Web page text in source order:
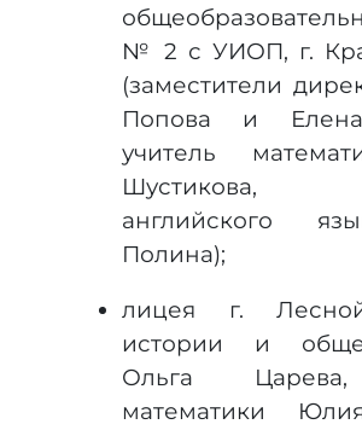
№ 2 с УИОП, г.
(заместители
Попова и
учитель
Шустикова,
английского
Полина);
лицея г.
истории и
Ольга
математики